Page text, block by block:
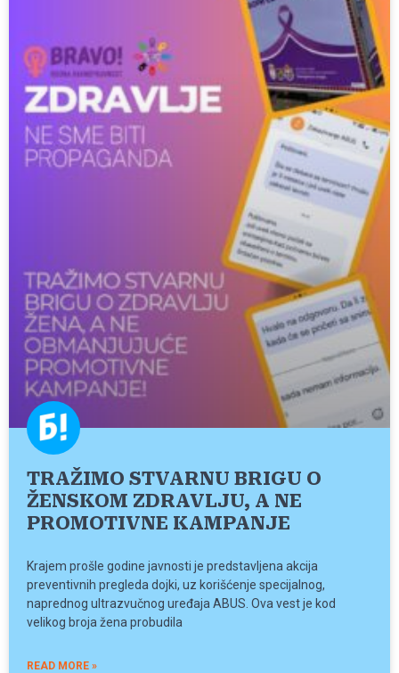
TRAŽIMO STVARNU BRIGU O
ŽENSKOM ZDRAVLJU, A NE
PROMOTIVNE KAMPANJE
Krajem prošle godine javnosti je predstavljena akcija
preventivnih pregleda dojki, uz korišćenje specijalnog,
naprednog ultrazvučnog uređaja ABUS. Ova vest je kod
velikog broja žena probudila
READ MORE »